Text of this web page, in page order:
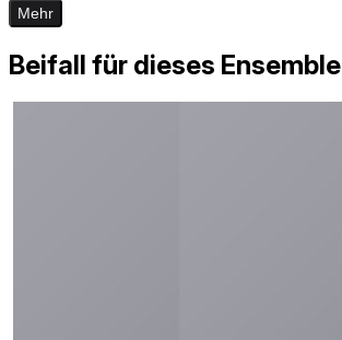
Mehr
Beifall für dieses Ensemble